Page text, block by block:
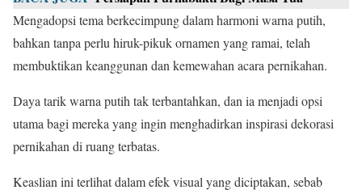
Mengadopsi tema berkecimpung dalam harmoni warna putih,
bahkan tanpa perlu hiruk-pikuk ornamen yang ramai, telah
membuktikan keanggunan dan kemewahan acara pernikahan.
Daya tarik warna putih tak terbantahkan, dan ia menjadi opsi
utama bagi mereka yang ingin menghadirkan inspirasi dekorasi
pernikahan di ruang terbatas.
Keaslian ini terlihat dalam efek visual yang diciptakan, sebab